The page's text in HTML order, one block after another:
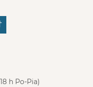
h Po-Pia)